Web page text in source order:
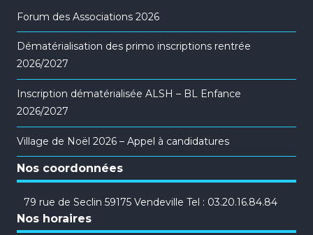
Forum des Associations 2026
Dématérialisation des primo inscriptions rentrée
2026/2027
Inscription dématérialisée ALSH – BL Enfance
2026/2027
Village de Noël 2026 – Appel à candidatures
Nos coordonnées
79 rue de Seclin 59175 Vendeville Tel : 03.20.16.84.84
Nos horaires